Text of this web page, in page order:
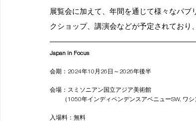
展覧会に加えて、年間を通じて様々なパ
クショップ、講演会などが予定されており
Japan in Focus
会期：2024年10月26日～2026年後半
会場：スミソニアン国立アジア美術館
        （
1050年インディペンデンスアベニューSW, ワ
入場料：無料